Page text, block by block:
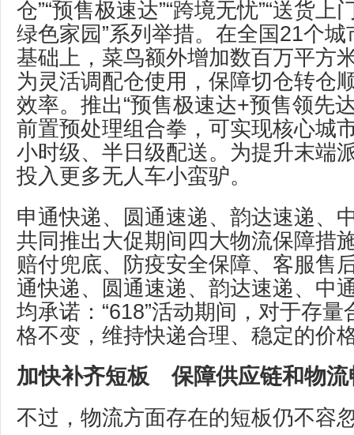
仓”“预售极速达”“跨境无忧”“送货上
绿色家园”系列举措。在全国21个
基础上，菜鸟额外增加数百万平方
为灵活调配仓使用，保障切仓转仓
效率。推出“预售极速达+预售领先
前置预处理组合拳，可实现核心城
小时级、半日级配送。为提升末端
投入更多无人车小蛮驴。
申通快递、圆通速递、韵达速递、
共同推出大促期间四大物流保障措
赔付兜底、防疫安全保障、客服售
通快递、圆通速递、韵达速递、中
均承诺：“618”活动期间，对于存
格不变，维持快递合理、稳定的价
加快补齐短板 保障供应链和物流
不过，物流方面存在的短板仍不容